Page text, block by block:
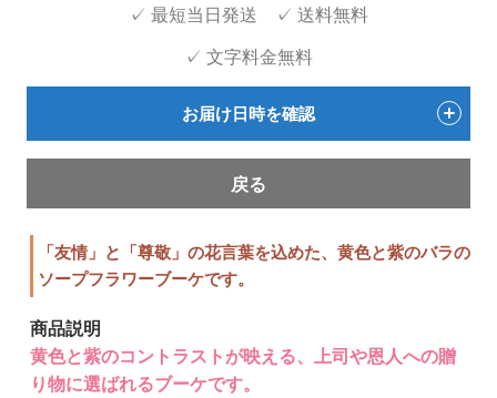
「友情」と「尊敬」の花言葉を込めた、黄色と紫のバラの
ソープフラワーブーケです。
商品説明
黄色と紫のコントラストが映える、上司や恩人への贈
り物に選ばれるブーケです。
✓ 最短当日発送 ✓ 送料無料
✓ 文字料金無料
お届け日時を確認
戻る